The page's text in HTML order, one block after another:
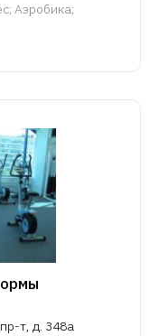
Аэробика;
т, д. 348а